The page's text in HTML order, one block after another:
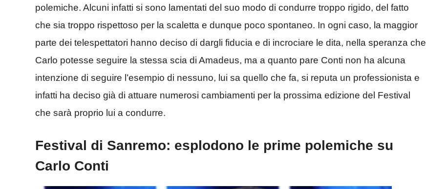
polemiche. Alcuni infatti si sono lamentati del suo modo di condurre troppo rigido, del fatto
che sia troppo rispettoso per la scaletta e dunque poco spontaneo. In ogni caso, la maggior
parte dei telespettatori hanno deciso di dargli fiducia e di incrociare le dita, nella speranza che
Carlo potesse seguire la stessa scia di Amadeus, ma a quanto pare Conti non ha alcuna
intenzione di seguire l’esempio di nessuno, lui sa quello che fa, si reputa un professionista e
infatti ha deciso già di attuare numerosi cambiamenti per la prossima edizione del Festival
che sarà proprio lui a condurre.
Festival di Sanremo: esplodono le prime polemiche su
Carlo Conti